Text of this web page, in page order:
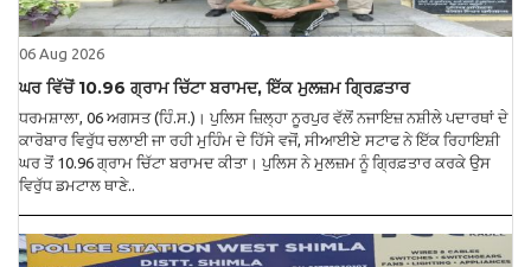
06 Aug 2026
ਘਰ ਵਿੱਚੋਂ 10.96 ਗ੍ਰਾਮ ਚਿੱਟਾ ਬਰਾਮਦ, ਇੱਕ ਮੁਲਜ਼ਮ ਗ੍ਰਿਫ਼ਤਾਰ
ਧਰਮਸ਼ਾਲਾ, 06 ਅਗਸਤ (ਹਿੰ.ਸ.)। ਪੁਲਿਸ ਜ਼ਿਲ੍ਹਾ ਨੂਰਪੁਰ ਵੱਲੋਂ ਨਜਾਇਜ਼ ਨਸ਼ੀਲੇ ਪਦਾਰਥਾਂ ਦੇ
ਕਾਰੋਬਾਰ ਵਿਰੁੱਧ ਚਲਾਈ ਜਾ ਰਹੀ ਮੁਹਿੰਮ ਦੇ ਹਿੱਸੇ ਵਜੋਂ, ਸੀਆਈਏ ਸਟਾਫ ਨੇ ਇੱਕ ਰਿਹਾਇਸ਼ੀ
ਘਰ ਤੋਂ 10.96 ਗ੍ਰਾਮ ਚਿੱਟਾ ਬਰਾਮਦ ਕੀਤਾ। ਪੁਲਿਸ ਨੇ ਮੁਲਜ਼ਮ ਨੂੰ ਗ੍ਰਿਫ਼ਤਾਰ ਕਰਕੇ ਉਸ
ਵਿਰੁੱਧ ਡਮਟਾਲ ਥਾਣੇ..